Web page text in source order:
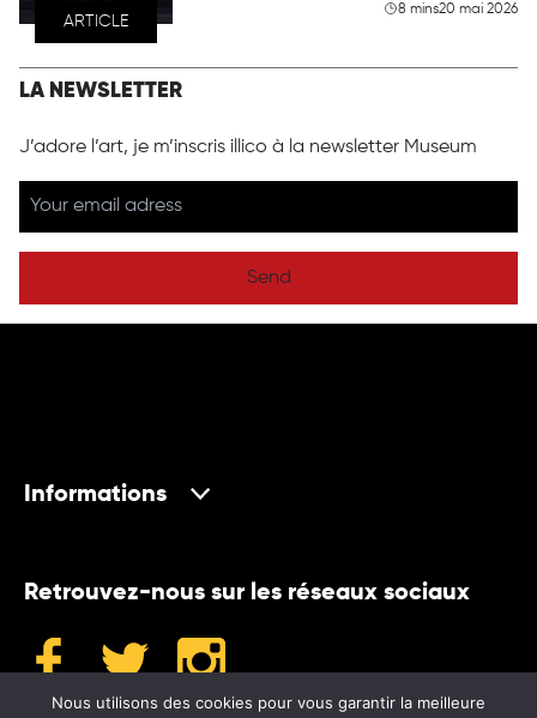
ARTICLE
8 mins20 mai 2026
LA NEWSLETTER
J’adore l’art, je m’inscris illico à la newsletter Museum
Send
Informations
Retrouvez-nous sur les réseaux sociaux
Nous utilisons des cookies pour vous garantir la meilleure